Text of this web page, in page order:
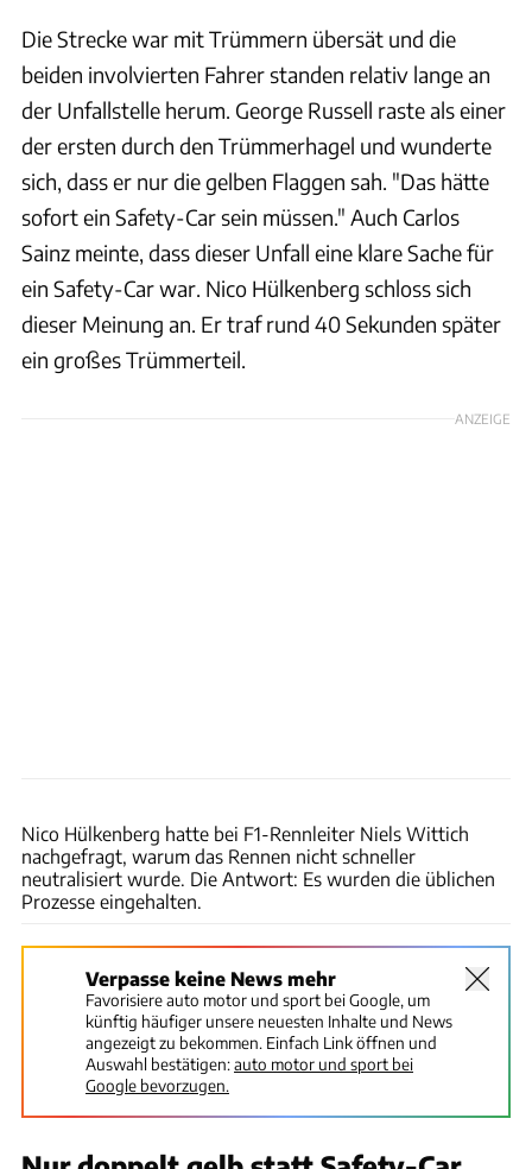
Die Strecke war mit Trümmern übersät und die
beiden involvierten Fahrer standen relativ lange an
der Unfallstelle herum. George Russell raste als einer
der ersten durch den Trümmerhagel und wunderte
sich, dass er nur die gelben Flaggen sah. "Das hätte
sofort ein Safety-Car sein müssen." Auch Carlos
Sainz meinte, dass dieser Unfall eine klare Sache für
ein Safety-Car war. Nico Hülkenberg schloss sich
dieser Meinung an. Er traf rund 40 Sekunden später
ein großes Trümmerteil.
ANZEIGE
Nico Hülkenberg hatte bei F1-Rennleiter Niels Wittich
nachgefragt, warum das Rennen nicht schneller
neutralisiert wurde. Die Antwort: Es wurden die üblichen
Prozesse eingehalten.
Verpasse keine News mehr
Favorisiere auto motor und sport bei Google, um
künftig häufiger unsere neuesten Inhalte und News
angezeigt zu bekommen. Einfach Link öffnen und
Auswahl bestätigen:auto motor und sport bei
Google bevorzugen.